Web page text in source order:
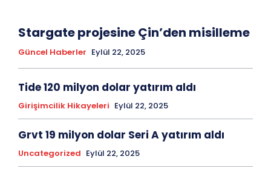
Stargate projesine Çin’den misilleme
Güncel Haberler Eylül 22, 2025
Tide 120 milyon dolar yatırım aldı
Girişimcilik Hikayeleri Eylül 22, 2025
Grvt 19 milyon dolar Seri A yatırım aldı
Uncategorized Eylül 22, 2025